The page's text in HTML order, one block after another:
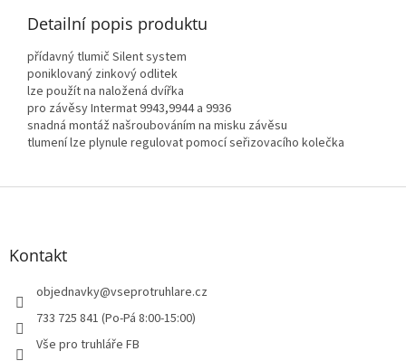
Detailní popis produktu
přídavný tlumič Silent system
poniklovaný zinkový odlitek
lze použít na naložená dvířka
pro závěsy Intermat 9943,9944 a 9936
snadná montáž našroubováním na misku závěsu
tlumení lze plynule regulovat pomocí seřizovacího kolečka
Z
Kontakt
objednavky@vseprotruhlare.cz
733 725 841 (Po-Pá 8:00-15:00)
Vše pro truhláře FB